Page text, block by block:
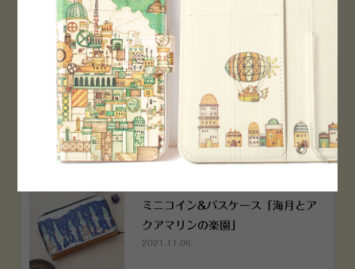
2022.12.05
空想街雑貨店《吉祥寺本店》４月２
５日OPEN!
2022.03.29
ミニコイン&パスケース「海月とア
クアマリンの楽園」
2021.11.06